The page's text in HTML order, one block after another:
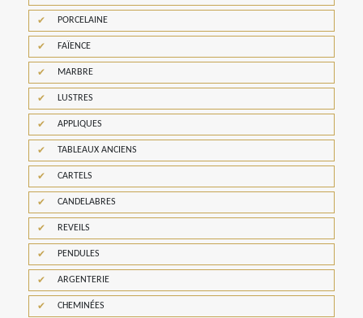
PORCELAINE
FAÏENCE
MARBRE
LUSTRES
APPLIQUES
TABLEAUX ANCIENS
CARTELS
CANDELABRES
REVEILS
PENDULES
ARGENTERIE
CHEMINÉES